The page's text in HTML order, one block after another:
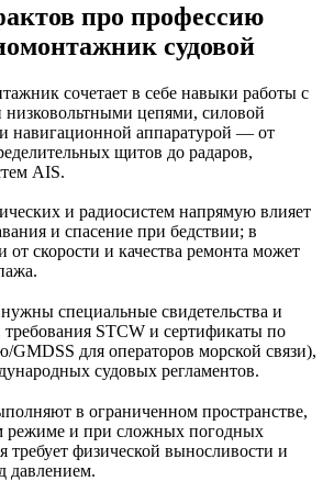
про профессию
судовой
сочетает в себе навыки работы с
цепями, силовой
и навигационной аппаратурой — от
щитов до радаров,
AIS.
и радиосистем напрямую влияет
и спасение при бедствии; в
от скорости и качества ремонта может
специальные свидетельства и
STCW и сертификаты по
для операторов морской связи),
судовых регламентов.
в ограниченном пространстве,
режиме и при сложных погодных
требует физической выносливости и
давлением.